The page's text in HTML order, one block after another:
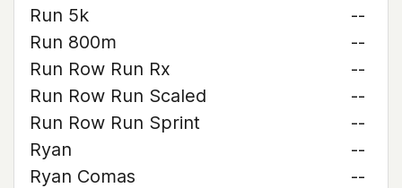
Run 5k
--
Run 800m
--
Run Row Run Rx
--
Run Row Run Scaled
--
Run Row Run Sprint
--
Ryan
--
Ryan Comas
--